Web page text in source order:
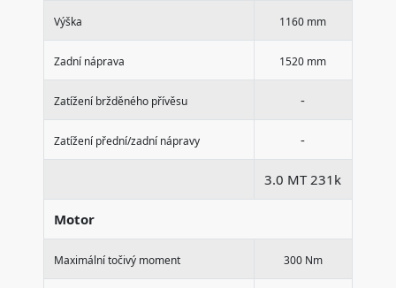
Výška 1160 mm
Zadní náprava 1520 mm
Zatížení bržděného přívěsu -
Zatížení přední/zadní nápravy -
3.0 MT 231k
Motor
Maximální točivý moment 300 Nm